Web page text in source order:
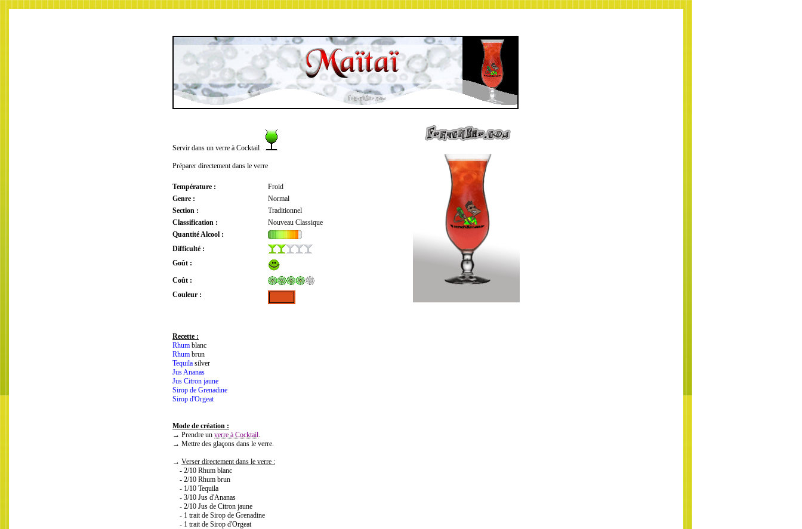
Servir dans un verre à Cocktail
Préparer directement dans le verre
Température :
Froid
Genre :
Normal
Section :
Traditionnel
Classification :
Nouveau Classique
Quantité Alcool :
Difficulté :
Goût :
Coût :
Couleur :
Recette :
Rhum blanc
Rhum brun
Tequila silver
Jus Ananas
Jus Citron jaune
Sirop de Grenadine
Sirop d'Orgeat
Mode de création :
→ Prendre un verre à Cocktail.
→ Mettre des glaçons dans le verre.
→ Verser directement dans le verre :
- 2/10 Rhum blanc
- 2/10 Rhum brun
- 1/10 Tequila
- 3/10 Jus d'Ananas
- 2/10 Jus de Citron jaune
- 1 trait de Sirop de Grenadine
- 1 trait de Sirop d'Orgeat